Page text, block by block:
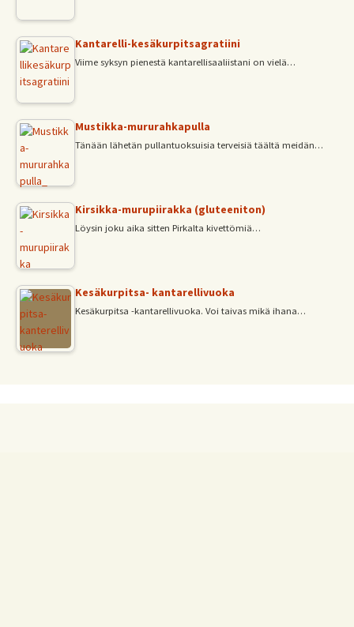
Kantarelli-kesäkurpitsagratiini
Viime syksyn pienestä kantarellisaaliistani on vielä…
Mustikka-mururahkapulla
Tänään lähetän pullantuoksuisia terveisiä täältä meidän…
Kirsikka-murupiirakka (gluteeniton)
Löysin joku aika sitten Pirkalta kivettömiä…
Kesäkurpitsa- kantarellivuoka
Kesäkurpitsa -kantarellivuoka. Voi taivas mikä ihana…